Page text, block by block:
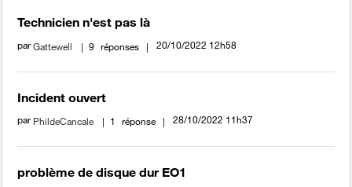
Technicien n'est pas là
parGattewell 9 réponses ‎20/10/2022 12h58
Incident ouvert
par PhildeCancale 1 réponse ‎28/10/2022 11h37
problème de disque dur EO1